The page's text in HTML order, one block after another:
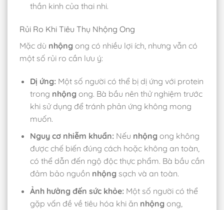
thần kinh của thai nhi.
Rủi Ro Khi Tiêu Thụ Nhộng Ong
Mặc dù nhộng ong có nhiều lợi ích, nhưng vẫn có
một số rủi ro cần lưu ý:
Dị ứng:Một số người có thể bị dị ứng với protein
trong nhộngong. Bà bầu nên thử nghiệm trước
khi sử dụng để tránh phản ứng không mong
muốn.
Nguy cơ nhiễm khuẩn:Nếu nhộngong không
được chế biến đúng cách hoặc không an toàn,
có thể dẫn đến ngộ độc thực phẩm. Bà bầu cần
đảm bảo nguồn nhộngsạch và an toàn.
Ảnh hưởng đến sức khỏe:Một số người có thể
gặp vấn đề về tiêu hóa khi ăn nhộngong,